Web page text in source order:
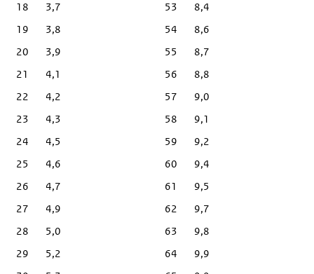
18
3,7
19
3,8
20
3,9
21
4,1
22
4,2
23
4,3
24
4,5
25
4,6
26
4,7
27
4,9
28
5,0
29
5,2
53
8,4
54
8,6
55
8,7
56
8,8
57
9,0
58
9,1
59
9,2
60
9,4
61
9,5
62
9,7
63
9,8
64
9,9